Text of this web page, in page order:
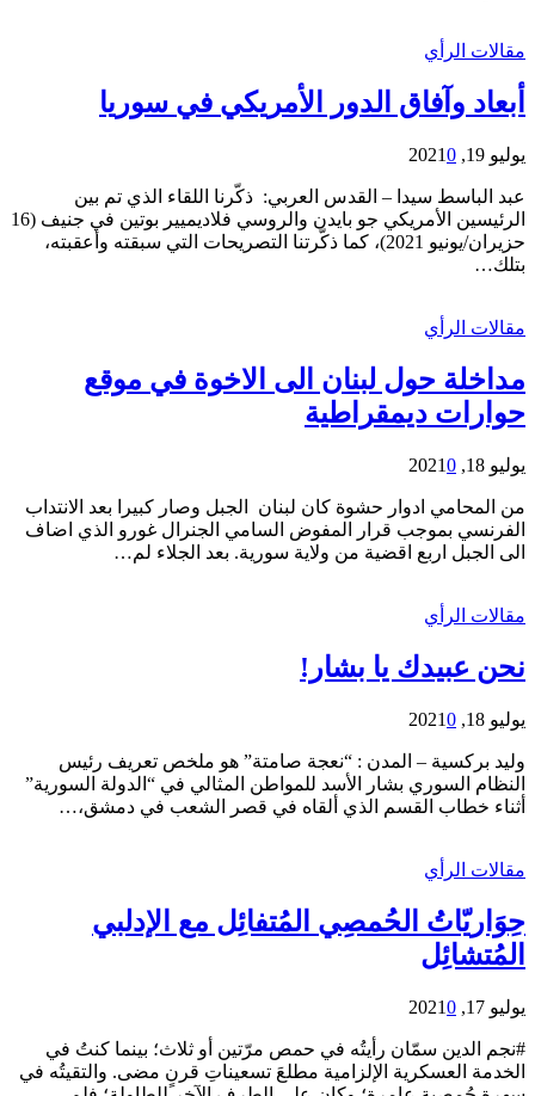
مقالات الرأي
أبعاد وآفاق الدور الأمريكي في سوريا
يوليو 19, 2021 0
عبد الباسط سيدا – القدس العربي: ذكّرنا اللقاء الذي تم بين
الرئيسين الأمريكي جو بايدن والروسي فلاديميير بوتين في جنيف (16
حزيران/يونيو 2021)، كما ذكّرتنا التصريحات التي سبقته وأعقبته،
بتلك…
مقالات الرأي
مداخلة حول لبنان الى الاخوة في موقع
حوارات ديمقراطية
يوليو 18, 2021 0
من المحامي ادوار حشوة كان لبنان الجبل وصار كبيرا بعد الانتداب
الفرنسي بموجب قرار المفوض السامي الجنرال غورو الذي اضاف
الى الجبل اربع اقضية من ولاية سورية. بعد الجلاء لم…
مقالات الرأي
نحن عبيدك يا بشار!
يوليو 18, 2021 0
وليد بركسية – المدن : “نعجة صامتة” هو ملخص تعريف رئيس
النظام السوري بشار الأسد للمواطن المثالي في “الدولة السورية”
أثناء خطاب القسم الذي ألقاه في قصر الشعب في دمشق،…
مقالات الرأي
حِوَاريّاتُ الحُمصِي المُتفائِل مع الإدلبي
المُتشائِل
يوليو 17, 2021 0
#نجم الدين سمّان رأيتُه في حمص مرّتين أو ثلاث؛ بينما كنتُ في
الخدمة العسكرية الإلزامية مطلعَ تسعيناتِ قرنٍ مضى. والتقيتُه في